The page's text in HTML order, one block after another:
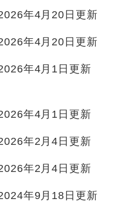
年4月20日更新
年4月20日更新
年4月1日更新
年4月1日更新
年2月4日更新
年2月4日更新
年9月18日更新